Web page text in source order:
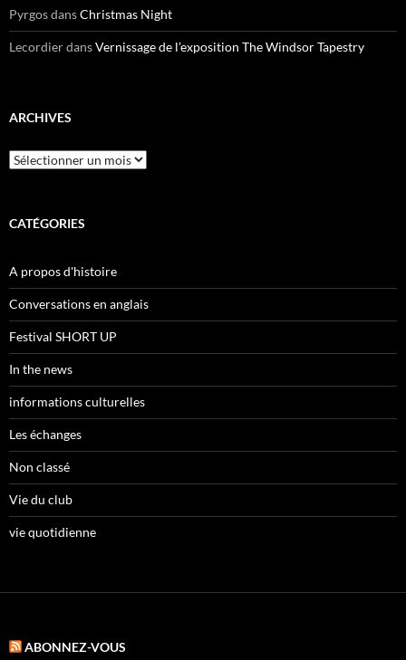
PyrgosdansChristmas Night
LecordierdansVernissage de l’exposition The Windsor Tapestry
ARCHIVES
Archives
CATÉGORIES
A propos d'histoire
Conversations en anglais
Festival SHORT UP
In the news
informations culturelles
Les échanges
Non classé
Vie du club
vie quotidienne
ABONNEZ-VOUS